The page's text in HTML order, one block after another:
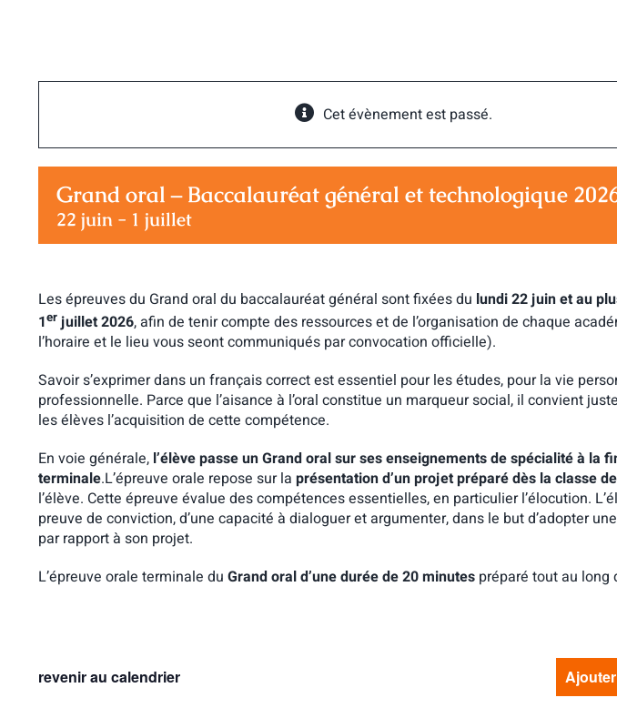
Cet évènement est passé.
Grand oral – Baccalauréat général et technologique
22 juin - 1 juillet
Les épreuves du Grand oral du baccalauréat général sont fixées du lundi 22 juin et au
1er juillet2026, afin de tenir compte des ressources et de l’organisation de chaque
l’horaire et le lieu vous seont communiqués par convocation officielle).
Savoir s’exprimer dans un français correct est essentiel pour les études, pour la vie
professionnelle. Parce que l’aisance à l’oral constitue un marqueur social, il convient
les élèves l’acquisition de cette compétence.
En voie générale, l’élève passe un Grand oral sur ses enseignements de spécialité à la
terminale.L’épreuve orale repose sur la présentation d’un projet préparé dès la classe
l’élève. Cette épreuve évalue des compétences essentielles, en particulier l’élocution.
preuve de conviction, d’une capacité à dialoguer et argumenter, dans le but d’adopter
par rapport à son projet.
L’épreuve orale terminale du Grand orald’une durée de 20 minutes préparé tout au long
revenir au calendrier